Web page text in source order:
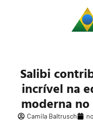
Salibi
incrível na
moderna
Camila Baltrusch